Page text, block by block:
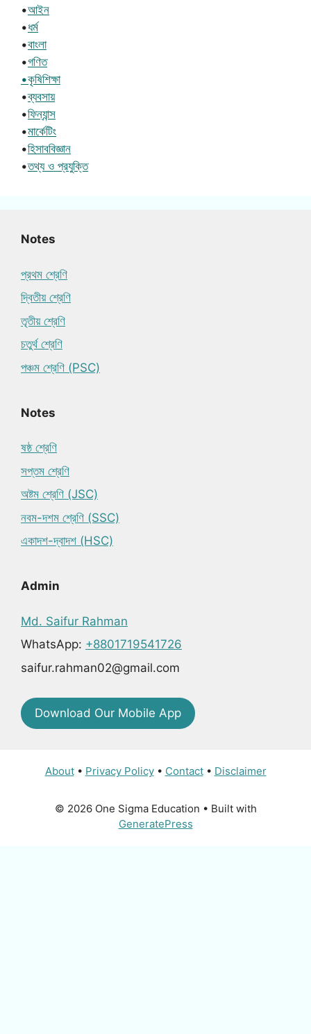
•আইন
•ধর্ম
•বাংলা
•গণিত
•কৃষিশিক্ষা
•ব্যবসায়
•ফিন্যান্স
•মার্কেটিং
•হিসাববিজ্ঞান
•তথ্য ও প্রযুক্তি
Notes
প্রথম শ্রেণি
দ্বিতীয় শ্রেণি
তৃতীয় শ্রেণি
চতুর্থ শ্রেণি
পঞ্চম শ্রেণি (PSC)
Notes
ষষ্ঠ শ্রেণি
সপ্তম শ্রেণি
অষ্টম শ্রেণি (JSC)
নবম-দশম শ্রেণি (SSC)
একাদশ-দ্বাদশ (HSC)
Admin
Md. Saifur Rahman
WhatsApp: +8801719541726
saifur.rahman02@gmail.com
Download Our Mobile App
About• Privacy Policy• Contact• Disclaimer
© 2026 One Sigma Education • Built with
GeneratePress